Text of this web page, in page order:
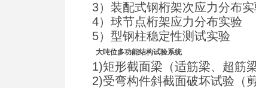
3）装配式钢桁架次应力分布
4）球节点桁架应力分布实验
5）型钢柱稳定性测试实验
大吨位多功能结构试验系统
1)矩形截面梁（适筋梁、超筋
2)受弯构件斜截面破坏试验（